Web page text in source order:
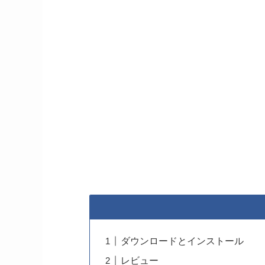
ダウンロードとインストール
レビュー